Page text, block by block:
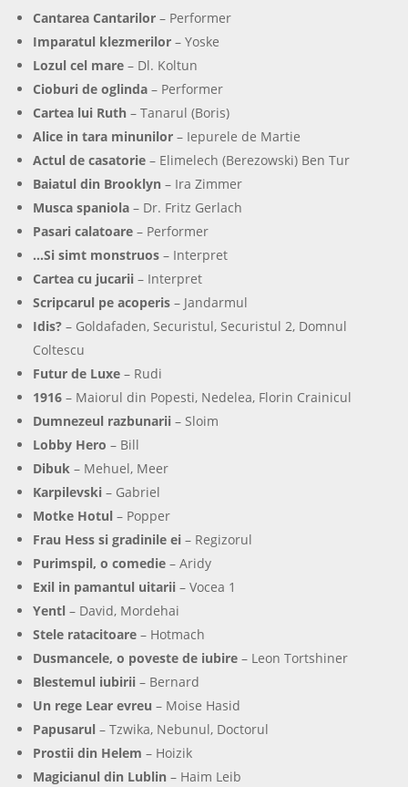
Cantarea Cantarilor – Performer
Imparatul klezmerilor – Yoske
Lozul cel mare – Dl. Koltun
Cioburi de oglinda – Performer
Cartea lui Ruth – Tanarul (Boris)
Alice in tara minunilor – Iepurele de Martie
Actul de casatorie – Elimelech (Berezowski) Ben Tur
Baiatul din Brooklyn – Ira Zimmer
Musca spaniola – Dr. Fritz Gerlach
Pasari calatoare – Performer
…Si simt monstruos – Interpret
Cartea cu jucarii – Interpret
Scripcarul pe acoperis – Jandarmul
Idis? – Goldafaden, Securistul, Securistul 2, Domnul
Coltescu
Futur de Luxe – Rudi
1916 – Maiorul din Popesti, Nedelea, Florin Crainicul
Dumnezeul razbunarii – Sloim
Lobby Hero – Bill
Dibuk – Mehuel, Meer
Karpilevski – Gabriel
Motke Hotul – Popper
Frau Hess si gradinile ei – Regizorul
Purimspil, o comedie – Aridy
Exil in pamantul uitarii – Vocea 1
Yentl – David, Mordehai
Stele ratacitoare – Hotmach
Dusmancele, o poveste de iubire – Leon Tortshiner
Blestemul iubirii – Bernard
Un rege Lear evreu – Moise Hasid
Papusarul – Tzwika, Nebunul, Doctorul
Prostii din Helem – Hoizik
Magicianul din Lublin – Haim Leib